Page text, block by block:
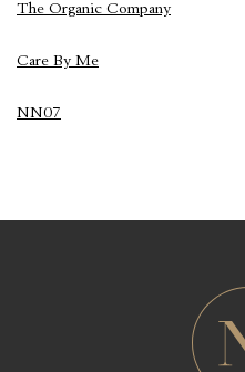
The Organic Company
Care By Me
NN07